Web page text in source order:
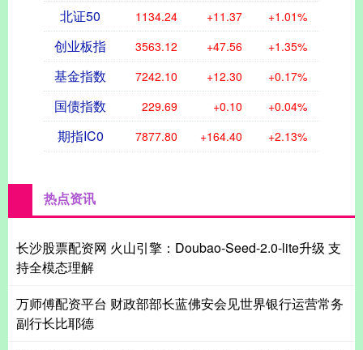
北证50 1134.24 +11.37 +1.01%
创业板指 3563.12 +47.56 +1.35%
基金指数 7242.10 +12.30 +0.17%
国债指数 229.69 +0.10 +0.04%
期指IC0 7877.80 +164.40 +2.13%
热点资讯
长沙股票配资网 火山引擎：Doubao-Seed-2.0-lite升级 支
持全模态理解
万师傅配资平台 财政部部长蓝佛安会见世界银行运营常务
副行长比耶德